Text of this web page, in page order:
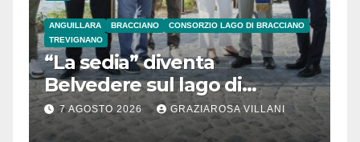
ANGUILLARA BRACCIANO
CONSORZIO LAGO DI BRACCIANO
TREVIGNANO
“La sedia” diventa
Belvedere sul lago di
Bracciano: ieri
l’inaugurazione
7 AGOSTO 2026 GRAZIAROSA VILLANI